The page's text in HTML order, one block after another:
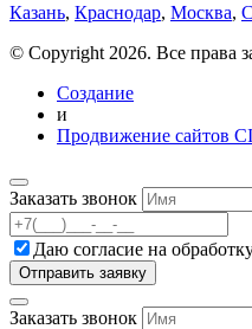
Казань, Краснодар, Москва,
© Copyright 2026. Все права
Создание
и
Продвижение сайтов
Заказать звонок
Даю согласие на
Заказать звонок